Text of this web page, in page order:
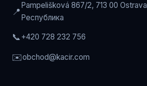
📍
Pampelišková 867/2, 713 00 Ostrava
Республика
📞+420 728 232 756
✉️obchod@kacir.com